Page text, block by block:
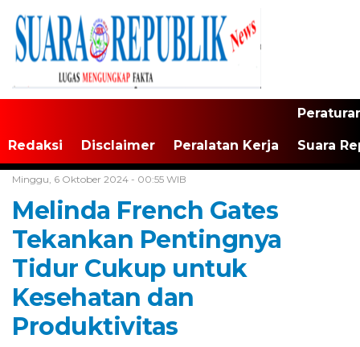
Redaksi Disclaimer Peralatan Kerja Suara
Minggu, 6 Oktober 2024 - 00:55 WIB
Melinda French Gates
Tekankan Pentingnya
Tidur Cukup untuk
Kesehatan dan
Produktivitas